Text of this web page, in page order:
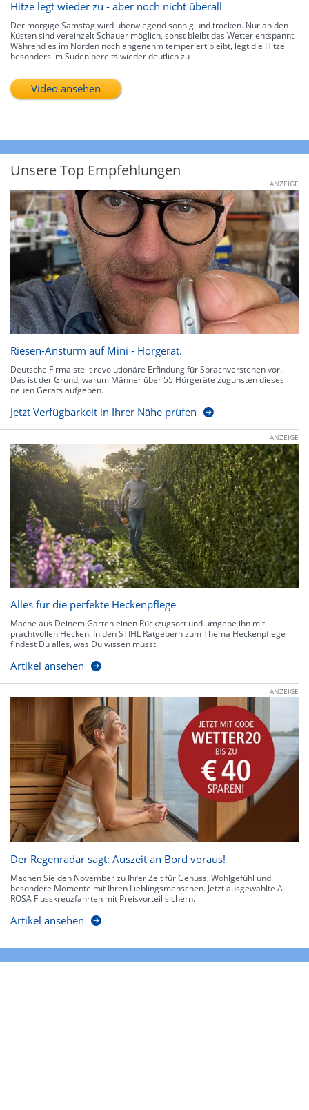
Hitze legt wieder zu - aber noch nicht überall
Der morgige Samstag wird überwiegend sonnig und trocken. Nur an den
Küsten sind vereinzelt Schauer möglich, sonst bleibt das Wetter entspannt.
Während es im Norden noch angenehm temperiert bleibt, legt die Hitze
besonders im Süden bereits wieder deutlich zu
Video ansehen
Unsere Top Empfehlungen
ANZEIGE
Riesen-Ansturm auf Mini - Hörgerät.
Deutsche Firma stellt revolutionäre Erfindung für Sprachverstehen vor.
Das ist der Grund, warum Männer über 55 Hörgeräte zugunsten dieses
neuen Geräts aufgeben.
Jetzt Verfügbarkeit in Ihrer Nähe prüfen
ANZEIGE
Alles für die perfekte Heckenpflege
Mache aus Deinem Garten einen Rückzugsort und umgebe ihn mit
prachtvollen Hecken. In den STIHL Ratgebern zum Thema Heckenpflege
findest Du alles, was Du wissen musst.
Artikel ansehen
ANZEIGE
Der Regenradar sagt: Auszeit an Bord voraus!
Machen Sie den November zu Ihrer Zeit für Genuss, Wohlgefühl und
besondere Momente mit Ihren Lieblingsmenschen. Jetzt ausgewählte A-
ROSA Flusskreuzfahrten mit Preisvorteil sichern.
Artikel ansehen